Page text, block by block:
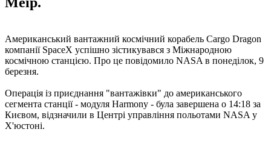
Американський вантажний космічний корабель Cargo Dragon
компанії SpaceX успішно зістикувався з Міжнародною
космічною станцією. Про це повідомило NASA в понеділок, 9
березня.
Операція із приєднання "вантажівки" до американського
сегмента станції - модуля Harmony - була завершена о 14:18 за
Києвом, відзначили в Центрі управління польотами NASA у
Х'юстоні.